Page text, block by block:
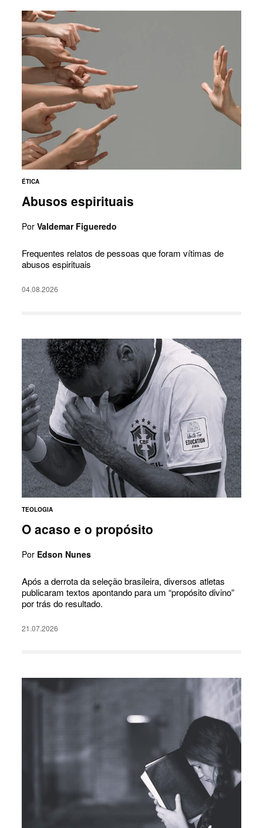
ÉTICA
Abusos espirituais
PorValdemar Figueredo
Frequentes relatos de pessoas que foram vítimas de
abusos espirituais
04.08.2026
TEOLOGIA
O acaso e o propósito
Por Edson Nunes
Após a derrota da seleção brasileira, diversos atletas
publicaram textos apontando para um “propósito divino”
por trás do resultado.
21.07.2026